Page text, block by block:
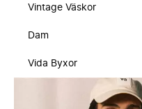
Vintage Väskor
Dam
Vida Byxor